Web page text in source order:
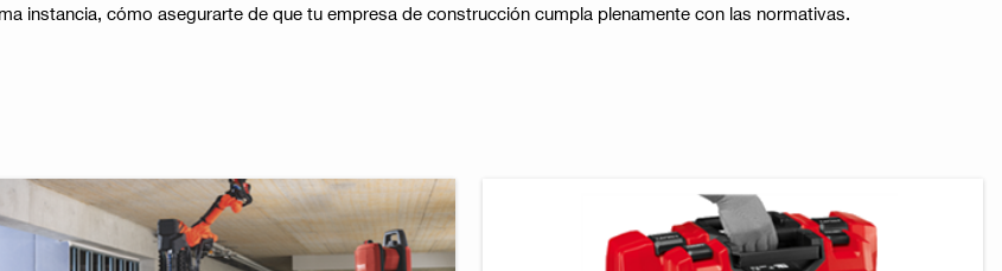
instancia, cómo asegurarte de que tu empresa de construcción cumpla plenamente con las normativas.